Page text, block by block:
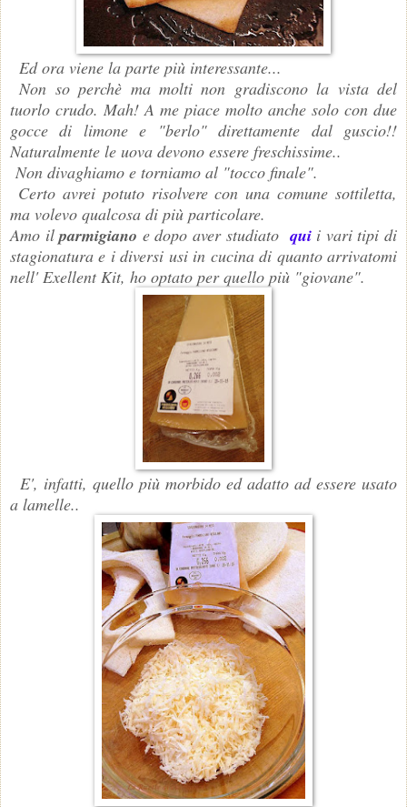
Ed ora viene la parte più interessante...
Non so perchè ma molti non gradiscono la vista del
tuorlo crudo. Mah! A me piace molto anche solo con due
gocce di limone e "berlo" direttamente dal guscio!!
Naturalmente le uova devono essere freschissime..
Non divaghiamo e torniamo al "tocco finale".
Certo avrei potuto risolvere con una comune sottiletta,
ma volevo qualcosa di più particolare.
Amo ilparmigiano e dopo aver studiato quii vari tipi di
stagionatura e i diversi usi in cucina di quanto arrivatomi
nell' Exellent Kit, ho optato per quello più "giovane".
E', infatti, quello più morbido ed adatto ad essere usato
a lamelle..